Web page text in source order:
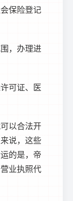
保险登记
，办理进
可证、医
以合法开
说，这些
的是，帝
业执照代